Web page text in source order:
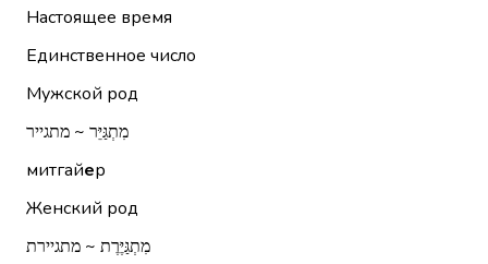
Настоящее время
Единственное число
Мужской род
מִתְגַּיֵּר ~ מתגייר
митгайер
Женский род
מִתְגַּיֶּרֶת ~ מתגיירת